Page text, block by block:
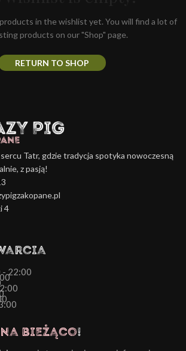
in the wishlist yet. You will find a lot of
products on our "Shop" page.
RETURN TO SHOP
Tatr, gdzie tradycja spotyka nowoczesną
z pasją!
4
- 22:00
na bieżąco!